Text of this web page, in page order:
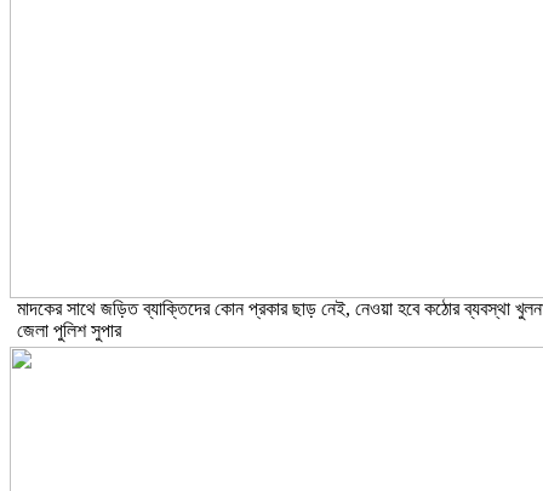
মাদকের সাথে জড়িত ব্যাক্তিদের কোন প্রকার ছাড় নেই, নেওয়া হবে কঠোর ব্যবস্থা
জেলা পুলিশ সুপার